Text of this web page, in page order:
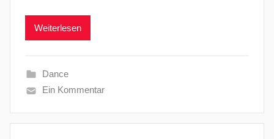
Weiterlesen
Dance
Ein Kommentar